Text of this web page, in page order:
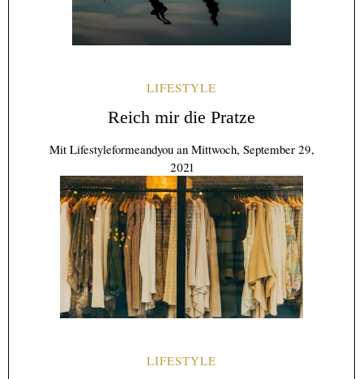
LIFESTYLE
Reich mir die Pratze
Mit Lifestyleformeandyou an Mittwoch, September 29,
2021
LIFESTYLE